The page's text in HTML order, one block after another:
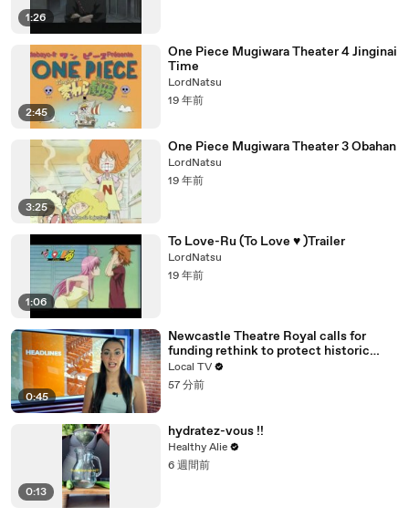
1:26
2:45
One Piece Mugiwara Theater 4 Jinginai
Time
LordNatsu
19 年前
3:25
One Piece Mugiwara Theater 3 Obahan
LordNatsu
19 年前
1:06
To Love-Ru (To Love ♥ )Trailer
LordNatsu
19 年前
0:45
Newcastle Theatre Royal calls for
funding rethink to protect historic
venue
Local TV
57 分前
0:13
hydratez-vous !!
Healthy Alie
6 週間前